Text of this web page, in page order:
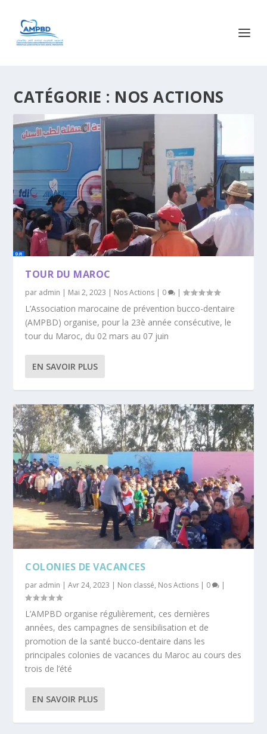
CATÉGORIE : NOS ACTIONS
TOUR DU MAROC
par admin | Mai 2, 2023 | Nos Actions | 0 |
L’Association marocaine de prévention bucco-dentaire
(AMPBD) organise, pour la 23è année consécutive, le
tour du Maroc, du 02 mars au 07 juin
EN SAVOIR PLUS
COLONIES DE VACANCES
par admin |Avr 24, 2023 | Non classé, Nos Actions | 0 |
L’AMPBD organise régulièrement, ces dernières
années, des campagnes de sensibilisation et de
promotion de la santé bucco-dentaire dans les
principales colonies de vacances du Maroc au cours des
trois de l’été
EN SAVOIR PLUS